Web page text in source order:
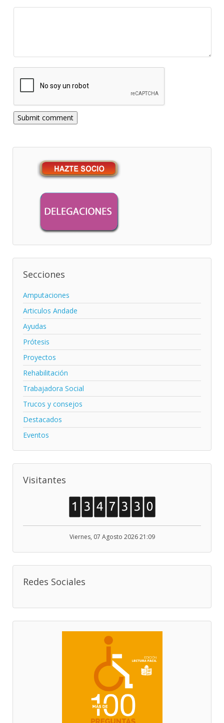
Secciones
Amputaciones
Articulos Andade
Ayudas
Prótesis
Proyectos
Rehabilitación
Trabajadora Social
Trucos y consejos
Destacados
Eventos
Visitantes
Viernes, 07 Agosto 2026 21:09
Redes Sociales